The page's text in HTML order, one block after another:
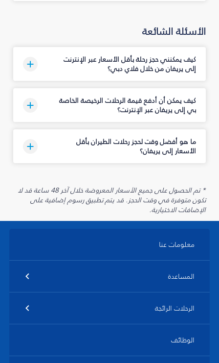
الأسئلة الشائعة
كيف يمكنني حجز رحلة بأقل الأسعار عبر الإنترنت
إلى يريفان من خلال فلاي دبي؟
كيف يمكن أن أدفع قيمة الرحلات الرخيصة الخاصة
بي إلى يريفان عبر الإنترنت؟
ما هو أفضل وقت لحجز رحلات الطيران بأقل
الأسعار إلى يريفان؟
* تم الحصول على جميع الأسعار المعروضة خلال آخر 48 ساعة قد لا
تكون متوفرة في وقت الحجز. قد يتم تطبيق رسوم إضافية على
الإضافات الاختيارية.
معلومات عنا
المساعدة
الرحلات الرائجة
الوظائف